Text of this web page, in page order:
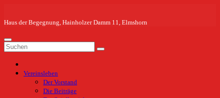
springen
Haus der Begegnung, Hainholzer Damm 11, Elmshorn
Vereinsleben
Der Vorstand
Die Beiträge